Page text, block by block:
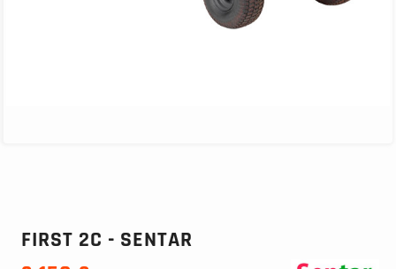
FIRST 2C - SENTAR